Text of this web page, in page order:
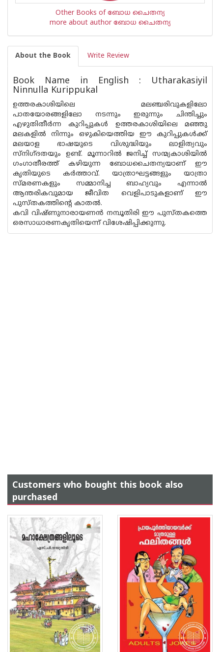
Other Books of ബോധ ചൈതന്യ
more about author ബോധ ചൈതന്യ
About the Book Write Review
Book Name in English : Utharakasiyil
Ninnulla Kurippukal
ഉത്തരകാശിയിലെ മലഞ്ചരിവുകളിലോ
പാതയോരങ്ങളിലോ നടന്നും ഇരുന്നും ചിന്തിച്ചും
എഴുതിതീര്‍ന്ന കുറിപ്പുകള്‍ ഉത്തരകാശിയിലെ മഞ്ഞു
മലകളില്‍ നിന്നും ഒഴുകിയെത്തിയ ഈ കുറിപ്പുകള്‍ക്ക്
മലയാള ഭാഷയുടെ വിശുദ്ധിയും ലാളിത്യവും
സ്‌നിഗ്‌ദതയും ഉണ്ട്. മൂന്നാറില്‍ ജനിച്ച് സന്മ്യകാശിയില്‍
ഗംഗാതീരത്ത് കഴിയുന്ന ബോധചൈതന്യയാണ് ഈ
കൃതിയുടെ കര്‍ത്താവ്. യാത്രാഘട്ടങ്ങളും യാത്രാ
സ്മരണകളും സമ്മാനിച്ച ബാഹ്യവും എന്നാല്‍
ആന്തരിക‌വുമായ ജീവിത വെളിപാടുകളാണ് ഈ
പുസ്തകത്തി‌ന്റെ കാതല്‍.
കവി വിഷ്ണുനാരായണ‌ന്‍ നമ്പൂതിരി ഈ പുസ്തകത്തെ‌
ഒരസാധാരണകൃതിയെന്ന് വിശേഷിപ്പിക്കുന്നു.
Customers who bought this book also
purchased